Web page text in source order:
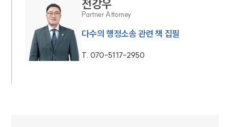
전강우
Partner Attorney
다수의 행정소송 관련 책 집필
T. 070-5117-2950